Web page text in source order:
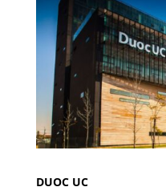
DUOC UC